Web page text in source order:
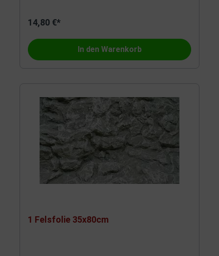
14,80 €*
In den Warenkorb
1 Felsfolie 35x80cm